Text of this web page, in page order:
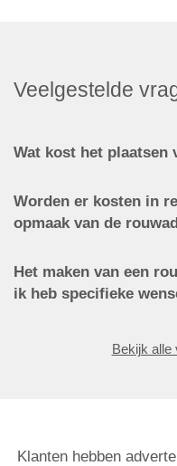
Veelgestelde
Wat kost het plaatsen
Worden er kosten in
opmaak van de
Het maken van een
ik heb specifieke
Bekijk alle
Klanten hebben